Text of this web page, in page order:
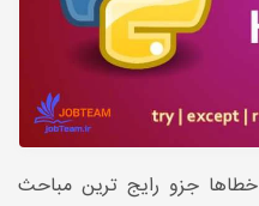
خطاها جزو رایج ترین مباحث